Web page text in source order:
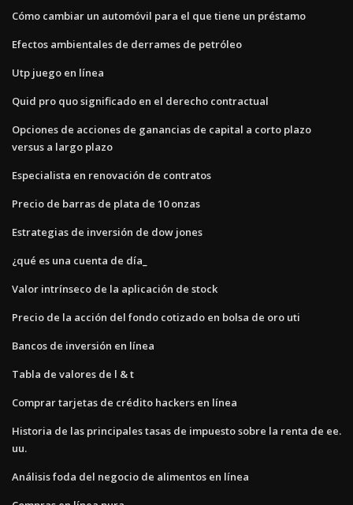
Cómo cambiar un automóvil para el que tiene un préstamo
Efectos ambientales de derrames de petróleo
Utp juego en línea
Quid pro quo significado en el derecho contractual
Opciones de acciones de ganancias de capital a corto plazo
versus a largo plazo
Especialista en renovación de contratos
Precio de barras de plata de 10 onzas
Estrategias de inversión de dow jones
¿qué es una cuenta de día_
Valor intrínseco de la aplicación de stock
Precio de la acción del fondo cotizado en bolsa de oro uti
Bancos de inversión en línea
Tabla de valores de l & t
Comprar tarjetas de crédito hackers en línea
Historia de las principales tasas de impuesto sobre la renta de ee.
uu.
Análisis foda del negocio de alimentos en línea